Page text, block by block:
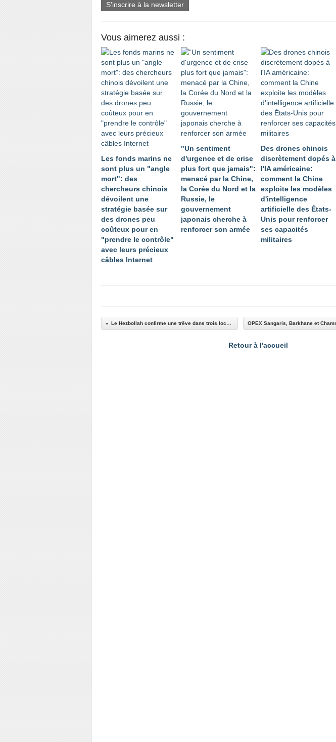
S'inscrire à la newsletter
Vous aimerez aussi :
Les fonds marins ne
sont plus un "angle
mort": des
chercheurs chinois
dévoilent une
stratégie basée sur
des drones peu
coûteux pour en
"prendre le contrôle"
avec leurs précieux
câbles Internet
"Un sentiment
d'urgence et de crise
plus fort que jamais":
menacé par la Chine,
la Corée du Nord et la
Russie, le
gouvernement
japonais cherche à
renforcer son armée
Des drones chinois
discrètement dopés à
l'IA américaine:
comment la Chine
exploite les modèles
d'intelligence
artificielle des États-
Unis pour renforcer
ses capacités
militaires
Retour à l'accueil